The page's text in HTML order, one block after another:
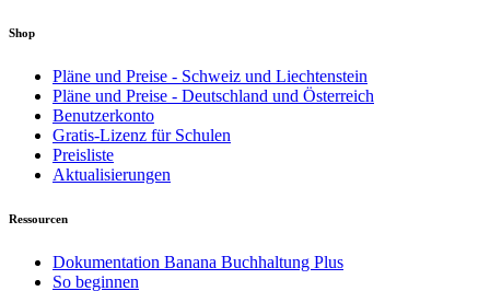
Shop
Pläne und Preise - Schweiz und Liechtenstein
Pläne und Preise - Deutschland und Österreich
Benutzerkonto
Gratis-Lizenz für Schulen
Preisliste
Aktualisierungen
Ressourcen
Dokumentation Banana Buchhaltung Plus
So beginnen